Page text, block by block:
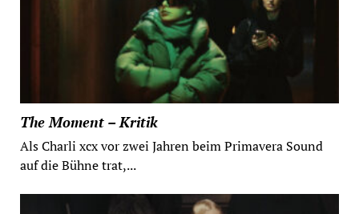
The Moment – Kritik
Als Charli xcx vor zwei Jahren beim Primavera Sound
auf die Bühne trat,...